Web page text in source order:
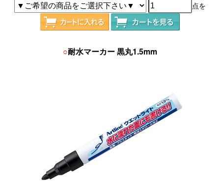
点を
○耐水マーカー 黒丸1.5mm